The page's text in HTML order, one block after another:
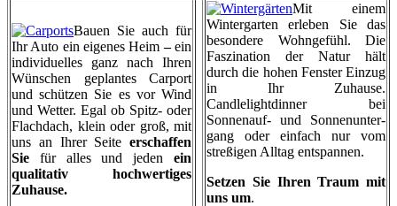
Bauen Sie auch für
Ihr Auto ein eigenes Heim–ein
individuelles ganz nach Ihren
Wünschen geplantes Carport
und schützen Sie es vor Wind
und Wetter. Egal ob Spitz- oder
Flachdach, klein oder groß, mit
uns an Ihrer Seite erschaffen
Sie für alles und jedenein
qualitativ hochwertiges
Zuhause.
Mit einem
Wintergarten erleben Sie das
besondere Wohngefühl. Die
Faszination der Natur hält
durch die hohen Fenster Einzug
in Ihr Zuhause.
Candlelightdinner bei
Sonnenauf- und Sonnenunter-
gang oder einfach nur vom
streßigen Alltag entspannen.
Setzen Sie Ihren Traum mit
uns um.